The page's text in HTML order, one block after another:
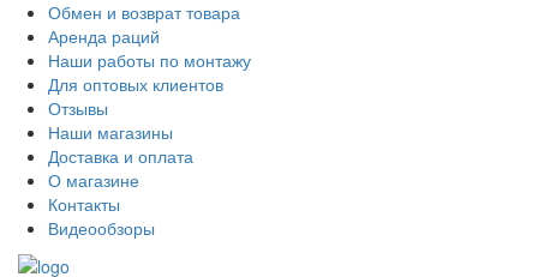
Обмен и возврат товара
Аренда раций
Наши работы по монтажу
Для оптовых клиентов
Отзывы
Наши магазины
Доставка и оплата
О магазине
Контакты
Видеообзоры